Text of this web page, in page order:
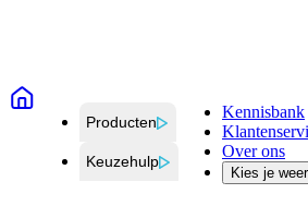
Producten
Keuzehulp
Kennisbank
Over ons
Kies je